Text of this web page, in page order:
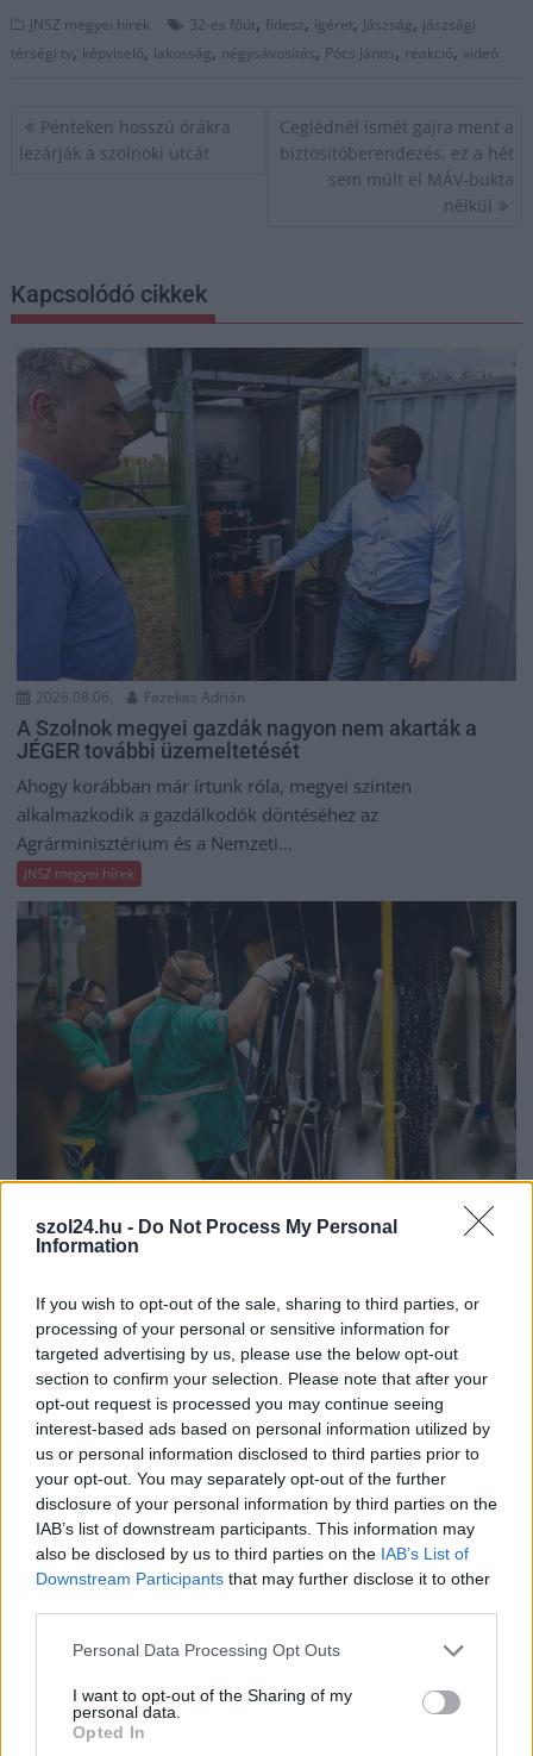
szol24.hu - Do Not Process My Personal
Information
If you wish to opt-out of the sale, sharing to third parties, or
processing of your personal or sensitive information for
targeted advertising by us, please use the below opt-out
section to confirm your selection. Please note that after your
opt-out request is processed you may continue seeing
interest-based ads based on personal information utilized by
us or personal information disclosed to third parties prior to
your opt-out. You may separately opt-out of the further
disclosure of your personal information by third parties on the
IAB’s list of downstream participants. This information may
also be disclosed by us to third parties on the IAB’s List of
Downstream Participants that may further disclose it to other
Please note that this website/app uses one or more Google
not limited to your visit or usage behaviour. You may click to
grant or deny consent to Google and its third-party tags to
use your data for below specified purposes in below Google
Personal Data Processing Opt Outs
I want to opt-out of the Sharing of my
personal data.
Opted In
JNSZ megyei hírek 32-es főút, fidesz, ígéret, Jászság, jászsági
térségi tv, képviselő, lakosság, négysávosítás, Pócs János, reakció,videó
Bejegyzés
navigáció
Pénteken hosszú órákra
lezárják a szolnoki utcát
Ceglédnél ismét gajra ment a
biztosítóberendezés, ez a hét
sem múlt el MÁV-bukta
nélkül
Kapcsolódó cikkek
2026.08.06. Fazekas Adrián
A Szolnok megyei gazdák nagyon nem akarták a
JÉGER további üzemeltetését
Ahogy korábban már írtunk róla, megyei szinten
alkalmazkodik a gazdálkodók döntéséhez az
Agrárminisztérium és a Nemzeti...
JNSZ megyei hírek
2026.08.06.
kerékpárgyártás meghatározó szereplője
Leállt a termelés a tószegi üzemben, miközben a holland
anyavállalat fizetési haladékot kért. Az európai
kerékpáripar...
JNSZ megyei hírek